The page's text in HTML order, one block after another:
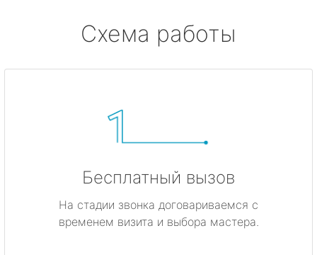
Схема работы
Бесплатный вызов
На стадии звонка договариваемся с
временем визита и выбора мастера.